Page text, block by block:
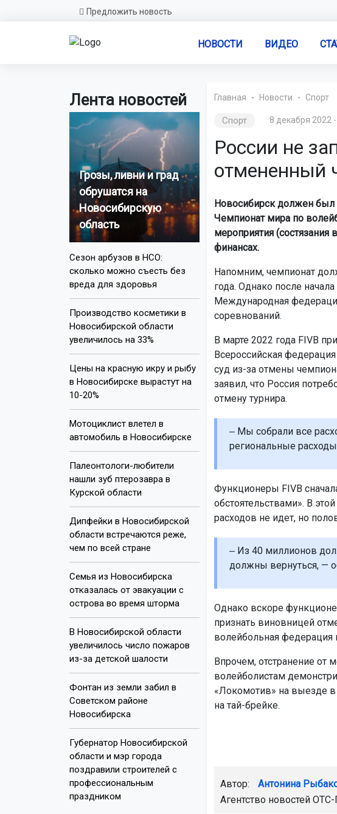
Предложить новость
НОВОСТИ ВИДЕО
Лента новостей
Грозы, ливни и град
обрушатся на
Новосибирскую
область
Сезон арбузов в НСО:
сколько можно съесть без
вреда для здоровья
Производство косметики в
Новосибирской области
увеличилось на 33%
Цены на красную икру и рыбу
в Новосибирске вырастут на
10-20%
Мотоциклист влетел в
автомобиль в Новосибирске
Палеонтологи-любители
нашли зуб птерозавра в
Курской области
Дипфейки в Новосибирской
области встречаются реже,
чем по всей стране
Семья из Новосибирска
отказалась от эвакуации с
острова во время шторма
В Новосибирской области
увеличилось число пожаров
из-за детской шалости
Фонтан из земли забил в
Советском районе
Новосибирска
Губернатор Новосибирской
области и мэр города
поздравили строителей с
профессиональным
праздником
Главная Новости Спорт
Спорт 8 декабря 2022
России не
отмененный
Новосибирск должен был
Чемпионат мира по
мероприятия
финансах.
Напомним, чемпионат
года. Однако после
Международная
соревнований.
В марте 2022 года FIVB
Всероссийская
суд из-за отмены
заявил, что Россия
отмену турнира.
‒ Мы собрали все
региональные
Функционеры FIVB
обстоятельствами». В
расходов не идет, но
‒ Из 40 миллионов
должны вернуться, —
Однако вскоре
признать виновницей
волейбольная федерация
Впрочем, отстранение от
волейболистам
«Локомотив» на выезде
на тай-брейке.
Автор: Антонина
Агентство новостей ОТС-